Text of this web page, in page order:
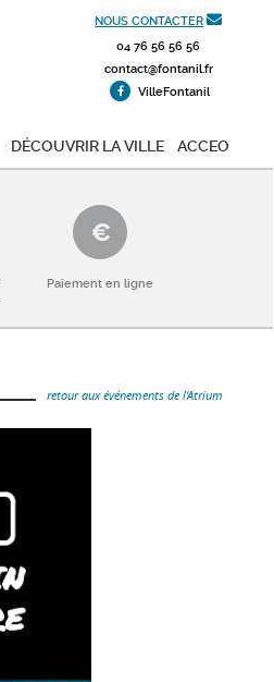
NOUS CONTACTER
04 76 56 56 56
contact@fontanil.fr
VilleFontanil
Découvrir la ville ACCEO
Paiement en ligne
retour aux événements de l'Atrium